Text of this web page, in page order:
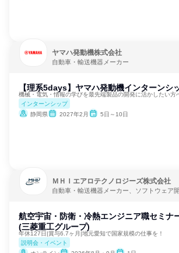
ヤマハ発動機株式会社
自動車・輸送機器メーカー
【理系5days】ヤマハ発動機インターンシ
機械・電気・情報の学びを最先端製品の開発に活かしたい方
インターンシップ
静岡県
2027年2月 5日～10日
ＭＨＩエアロテクノロジーズ株式会社
自動車・輸送機器メーカー、ソフトウェア
航空宇宙・防衛・冷熱エンジニア職セミナ
(三菱重工グループ)
年休127日|賞与6.7ヶ月|地元愛知で国家規模の仕事を！
説明会・イベント